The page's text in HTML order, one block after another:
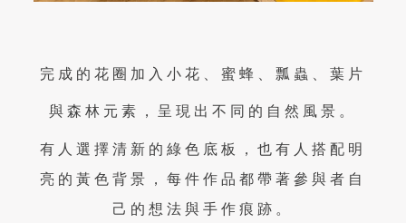
完成的花圈加入小花、蜜蜂、瓢蟲、葉片
與森林元素，呈現出不同的自然風景。
有人選擇清新的綠色底板，也有人搭配明
亮的黃色背景，每件作品都帶著參與者自
己的想法與手作痕跡。